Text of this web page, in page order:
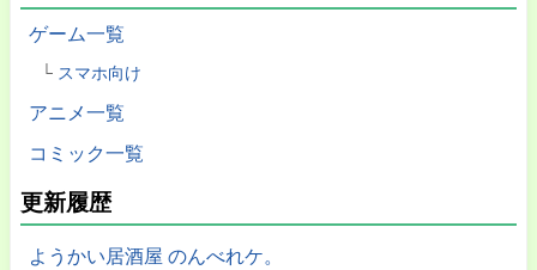
ゲーム一覧
スマホ向け
アニメ一覧
コミック一覧
更新履歴
ようかい居酒屋 のんべれケ。